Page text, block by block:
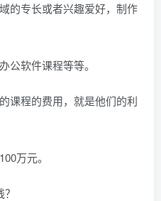
的专长或者兴趣爱好，制作
公软件课程等等。
课程的费用，就是他们的利
万元。